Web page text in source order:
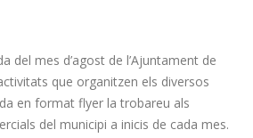
del mes d’agost de l’Ajuntament de
que organitzen els diversos
en format flyer la trobareu als
del municipi a inicis de cada mes.